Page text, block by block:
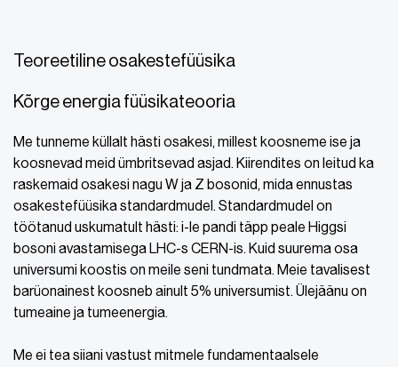
Teoreetiline osakestefüüsika
Kõrge energia füüsikateooria
Me tunneme küllalt hästi osakesi, millest koosneme ise ja
koosnevad meid ümbritsevad asjad. Kiirendites on leitud ka
raskemaid osakesi nagu W ja Z bosonid, mida ennustas
osakestefüüsika standardmudel. Standardmudel on
töötanud uskumatult hästi: i-le pandi täpp peale Higgsi
bosoni avastamisega LHC-s CERN-is. Kuid suurema osa
universumi koostis on meile seni tundmata. Meie tavalisest
barüonainest koosneb ainult 5% universumist. Ülejäänu on
tumeaine ja tumeenergia.
Me ei tea siiani vastust mitmele fundamentaalsele